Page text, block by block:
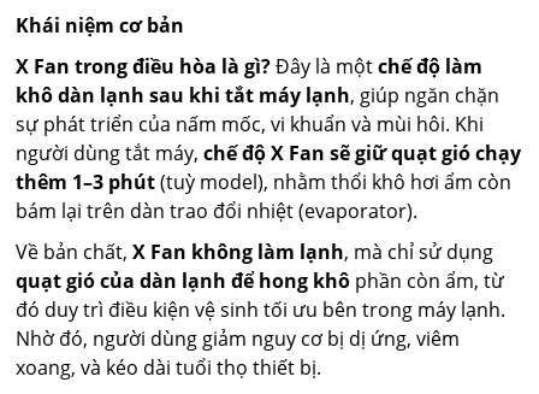
Khái niệm cơ bản
X Fan trong điều hòa là gì?Đây là mộtchế độ làm
khô dàn lạnh sau khi tắt máy lạnh, giúp ngăn chặn
sự phát triển của nấm mốc, vi khuẩn và mùi hôi. Khi
người dùng tắt máy,chế độ X Fan sẽ giữ quạt gió chạy
thêm 1–3 phút(tuỳ model), nhằm thổi khô hơi ẩm còn
bám lại trên dàn trao đổi nhiệt (evaporator).
Về bản chất,X Fan không làm lạnh, mà chỉ sử dụng
quạt gió của dàn lạnh để hong khô phần còn ẩm, từ
đó duy trì điều kiện vệ sinh tối ưu bên trong máy lạnh.
Nhờ đó, người dùng giảm nguy cơ bị dị ứng, viêm
xoang, và kéo dài tuổi thọ thiết bị.